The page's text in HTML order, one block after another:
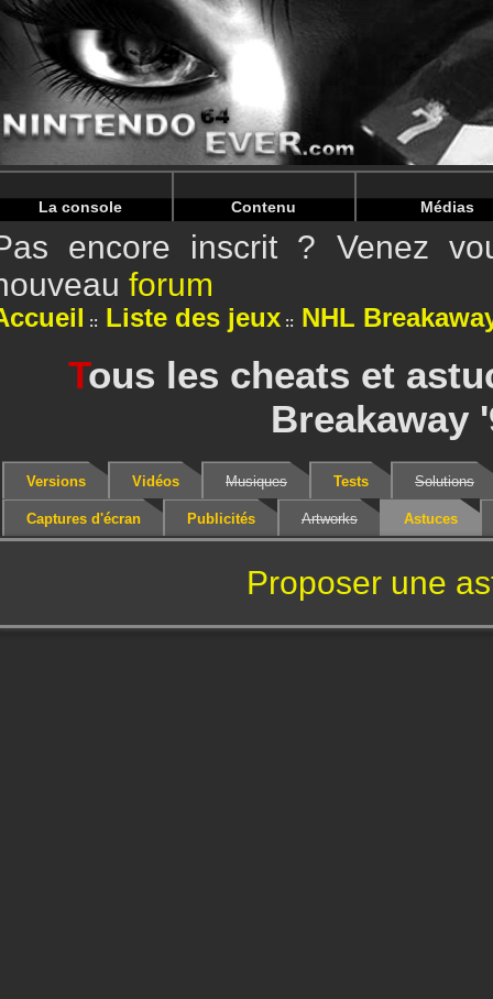
Warning: Undefined array key "HTTP_REFERER" in /
Warning: Undefined array key "HTTP_REFERER" in /
La console Contenu Médias
encore inscrit ? Venez
forum
Liste des jeux NHL
Tous les cheats et
Breakaway
Versions Vidéos Musiques Tests Solutions
Captures d'écran Publicités Artworks Astuces
Proposer une